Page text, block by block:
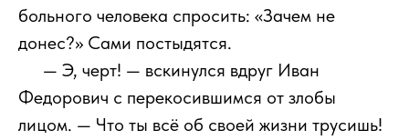
больного человека спросить: «Зачем не
донес?» Сами постыдятся.
— Э, черт! — вскинулся вдруг Иван
Федорович с перекосившимся от злобы
лицом. — Что ты всё об своей жизни трусишь!